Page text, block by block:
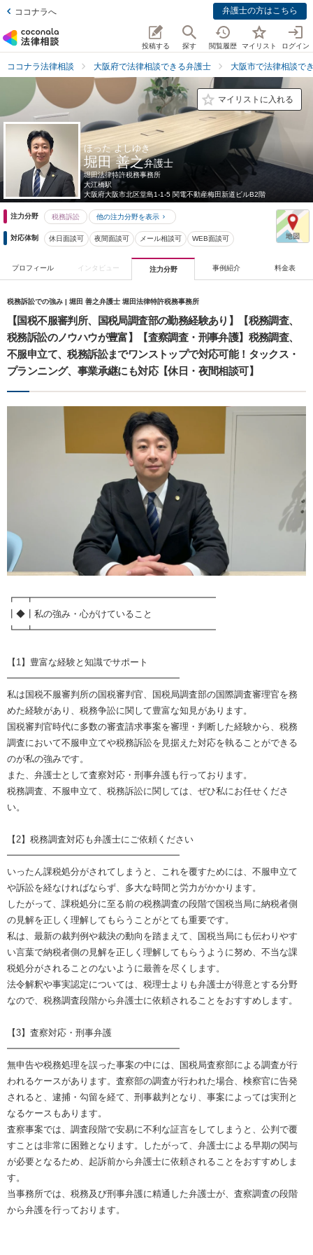
ココナラへ 弁護士の方はこちら
投稿する 探す 閲覧履歴 マイリスト ログイン
ココナラ法律相談 大阪府で法律相談できる弁護士 大阪市で法律相談で
マイリストに入れる
ほった よしゆき
堀田 善之弁護士
堀田法律特許税務事務所
大江橋駅
大阪府大阪市北区堂島1-1-5 関電不動産梅田新道ビルB2階
注力分野 税務訴訟 他の注力分野を表示
対応体制 休日面談可 夜間面談可 メール相談可 WEB面談可
プロフィール インタビュー 注力分野 事例紹介 料金表
税務訴訟での強み | 堀田 善之弁護士 堀田法律特許税務事務所
【国税不服審判所、国税局調査部の勤務経験あり】【税務調査、
税務訴訟のノウハウが豊富】【査察調査・刑事弁護】税務調査、
不服申立て、税務訴訟までワンストップで対応可能！タックス・
プランニング、事業承継にも対応【休日・夜間相談可】
┏━┳━━━━━━━━━━━━━━━━━━━━
┃◆┃私の強み・心がけていること
┗━┻━━━━━━━━━━━━━━━━━━━━
【1】豊富な経験と知識でサポート
━━━━━━━━━━━━━━━━━━━
私は国税不服審判所の国税審判官、国税局調査部の国際調査審理官を務
めた経験があり、税務争訟に関して豊富な知見があります。
国税審判官時代に多数の審査請求事案を審理・判断した経験から、税務
調査において不服申立てや税務訴訟を見据えた対応を執ることができる
のが私の強みです。
また、弁護士として査察対応・刑事弁護も行っております。
税務調査、不服申立て、税務訴訟に関しては、ぜひ私にお任せくださ
い。
【2】税務調査対応も弁護士にご依頼ください
━━━━━━━━━━━━━━━━━━━
いったん課税処分がされてしまうと、これを覆すためには、不服申立て
や訴訟を経なければならず、多大な時間と労力がかかります。
したがって、課税処分に至る前の税務調査の段階で国税当局に納税者側
の見解を正しく理解してもらうことがとても重要です。
私は、最新の裁判例や裁決の動向を踏まえて、国税当局にも伝わりやす
い言葉で納税者側の見解を正しく理解してもらうように努め、不当な課
税処分がされることのないように最善を尽くします。
法令解釈や事実認定については、税理士よりも弁護士が得意とする分野
なので、税務調査段階から弁護士に依頼されることをおすすめします。
【3】査察対応・刑事弁護
━━━━━━━━━━━━━━━━━━━
無申告や税務処理を誤った事案の中には、国税局査察部による調査が行
われるケースがあります。査察部の調査が行われた場合、検察官に告発
されると、逮捕・勾留を経て、刑事裁判となり、事案によっては実刑と
なるケースもあります。
査察事案では、調査段階で安易に不利な証言をしてしまうと、公判で覆
すことは非常に困難となります。したがって、弁護士による早期の関与
が必要となるため、起訴前から弁護士に依頼されることをおすすめしま
す。
当事務所では、税務及び刑事弁護に精通した弁護士が、査察調査の段階
から弁護を行っております。